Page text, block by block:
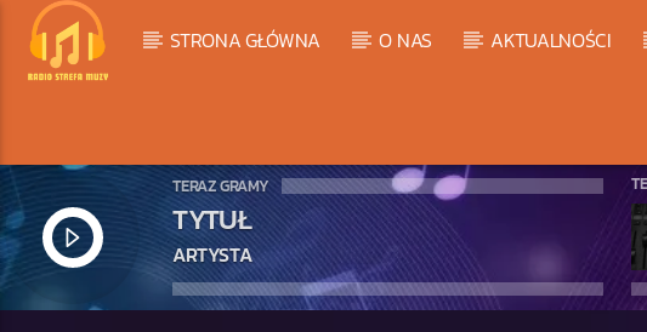
STRONA GŁÓWNA O NAS AKTUALNOŚCI
TERAZ GRAMY
TYTUŁ
ARTYSTA